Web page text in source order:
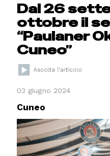
Dal 26
ottobre il
“Paulaner
Cuneo”
03 giugno 2024
Cuneo